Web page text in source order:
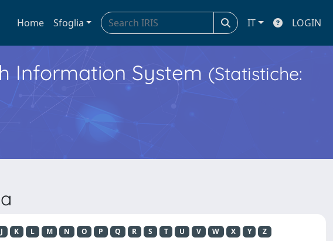
Home Sfoglia IT LOGIN
Information System (Statistiche:
J K L M N O P Q R S T U V W X Y Z